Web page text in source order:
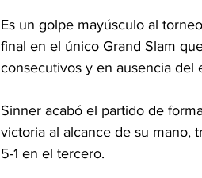
Es un golpe mayúsculo al
final en el único Grand Slam
consecutivos y en ausencia del
Sinner acabó el partido de
victoria al alcance de su mano,
5-1 en el tercero.